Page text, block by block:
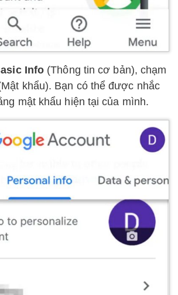
Info (Thông tin cơ bản), chạm
khẩu). Bạn có thể được nhắc
mật khẩu hiện tại của mình.